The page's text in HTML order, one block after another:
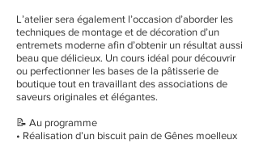
L’atelier sera également l’occasion d’aborder les
techniques de montage et de décoration d’un
entremets moderne afin d’obtenir un résultat aussi
beau que délicieux. Un cours idéal pour découvrir
ou perfectionner les bases de la pâtisserie de
boutique tout en travaillant des associations de
saveurs originales et élégantes.
📝 Au programme
• Réalisation d’un biscuit pain de Gênes moelleux